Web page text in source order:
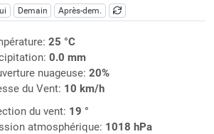
Demain Après-dem.
25 °C
0.0 mm
nuageuse: 20%
du Vent: 10 km/h
du vent: 19 °
atmosphérique: 1018 hPa